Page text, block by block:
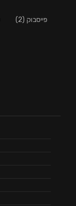
פייסבוק (2)